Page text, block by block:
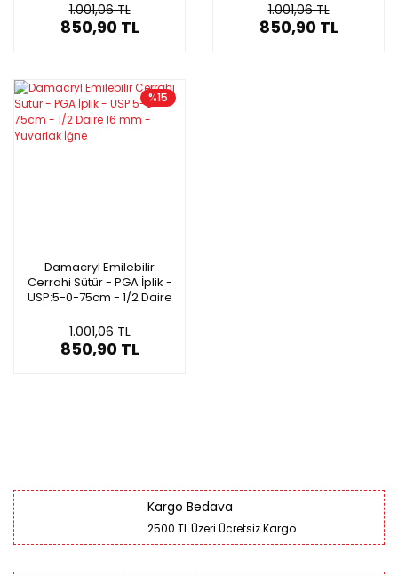
1.001,06 TL
850,90 TL
1.001,06 TL
850,90 TL
%15
Damacryl Emilebilir
Cerrahi Sütür - PGA İplik -
USP:5-0-75cm - 1/2 Daire
1.001,06 TL
850,90 TL
Kargo Bedava
2500 TL Üzeri Ücretsiz Kargo